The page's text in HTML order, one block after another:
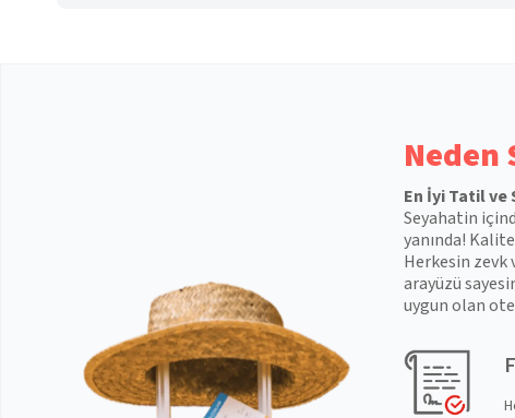
Neden
En İyi Tatil ve
Seyahatin
yanında!
Herkesin
arayüzü
uygun olan